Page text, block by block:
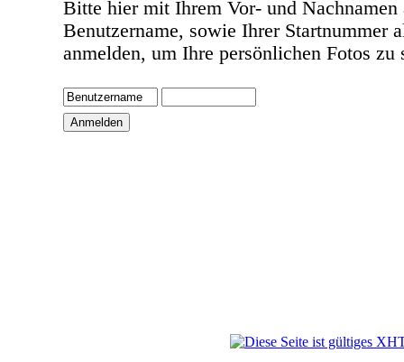
Bitte hier mit Ihrem Vor- und Nachnamen
Benutzername, sowie Ihrer Startnummer
anmelden, um Ihre persönlichen Fotos zu